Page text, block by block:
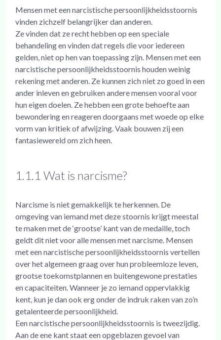
Mensen met een narcistische persoonlijkheidsstoornis
vinden zichzelf belangrijker dan anderen.
Ze vinden dat ze recht hebben op een speciale
behandeling en vinden dat regels die voor iedereen
gelden, niet op hen van toepassing zijn. Mensen met een
narcistische persoonlijkheidsstoornis houden weinig
rekening met anderen. Ze kunnen zich niet zo goed in een
ander inleven en gebruiken andere mensen vooral voor
hun eigen doelen. Ze hebben een grote behoefte aan
bewondering en reageren doorgaans met woede op elke
vorm van kritiek of afwijzing. Vaak bouwen zij een
fantasiewereld om zich heen.
1.1.1 Wat is narcisme?
Narcisme is niet gemakkelijk te herkennen. De
omgeving van iemand met deze stoornis krijgt meestal
te maken met de ‘grootse’ kant van de medaille, toch
geldt dit niet voor alle mensen met narcisme. Mensen
met een narcistische persoonlijkheidsstoornis vertellen
over het algemeen graag over hun probleemloze leven,
grootse toekomstplannen en buitengewone prestaties
en capaciteiten. Wanneer je zo iemand oppervlakkig
kent, kun je dan ook erg onder de indruk raken van zo’n
getalenteerde persoonlijkheid.
Een narcistische persoonlijkheidsstoornis is tweezijdig.
Aan de ene kant staat een opgeblazen gevoel van